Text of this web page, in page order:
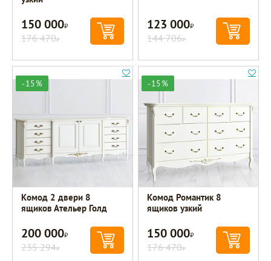
150 000Р
176 470Р
123 000Р
144 706Р
-15%
Комод 2 двери 8
ящиков Ательер Голд
200 000Р
235 294Р
-15%
Комод Романтик 8
ящиков узкий
150 000Р
176 470Р